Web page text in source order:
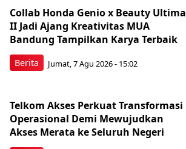
Berita
Collab Honda Genio x Beauty Ultima
II Jadi Ajang Kreativitas MUA
Bandung Tampilkan Karya Terbaik
Jumat, 7 Agu 2026 - 15:02
Telkom Akses Perkuat Transformasi
Operasional Demi Mewujudkan
Akses Merata ke Seluruh Negeri